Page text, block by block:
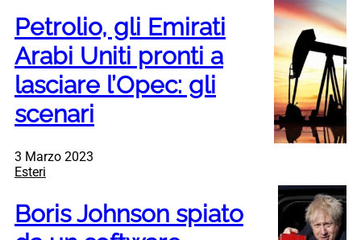
Petrolio, gli Emirati
Arabi Uniti pronti a
lasciare l’Opec: gli
scenari
3 Marzo 2023
Esteri
Boris Johnson spiato